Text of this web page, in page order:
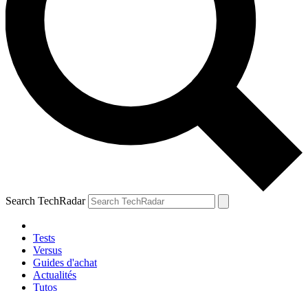
Search TechRadar
Tests
Versus
Guides d'achat
Actualités
Tutos